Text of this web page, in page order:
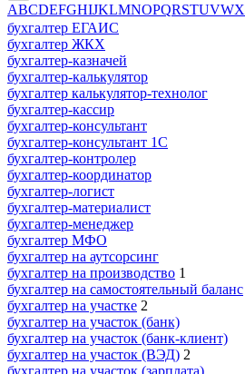
ABCDEFGHIJKLMNOPQRSTUVWX
бухгалтер ЕГАИС
бухгалтер ЖКХ
бухгалтер-казначей
бухгалтер-калькулятор
бухгалтер калькулятор-технолог
бухгалтер-кассир
бухгалтер-консультант
бухгалтер-консультант 1С
бухгалтер-контролер
бухгалтер-координатор
бухгалтер-логист
бухгалтер-материалист
бухгалтер-менеджер
бухгалтер МФО
бухгалтер на аутсорсинг
бухгалтер на производство 1
бухгалтер на самостоятельный баланс
бухгалтер на участке 2
бухгалтер на участок (банк)
бухгалтер на участок (банк-клиент)
бухгалтер на участок (ВЭД) 2
бухгалтер на участок (зарплата)